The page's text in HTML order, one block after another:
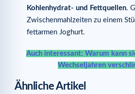
Kohlenhydrat- und Fettquellen.
Zwischenmahlzeiten zu einem
fettarmen Joghurt.
Auch interessant: Warum kann
Wechseljahren
Ähnliche Artikel